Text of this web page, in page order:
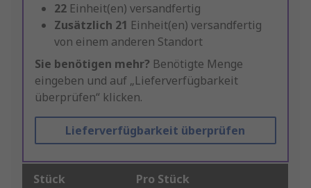
22 Einheit(en) versandfertig
Zusätzlich 21 Einheit(en) versandfertig
von einem anderen Standort
Sie benötigen mehr? Benötigte Menge
eingeben und auf „Lieferverfügbarkeit
überprüfen“ klicken.
Lieferverfügbarkeit überprüfen
Stück Pro Stück